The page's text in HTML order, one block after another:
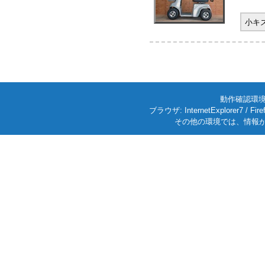
小キ
動作確認環
ブラウザ: InternetExplorer7 /
その他の環境では、情報